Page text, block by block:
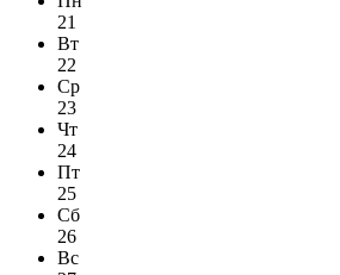
21
Вт
22
Ср
23
Чт
24
Пт
25
Сб
26
Вс